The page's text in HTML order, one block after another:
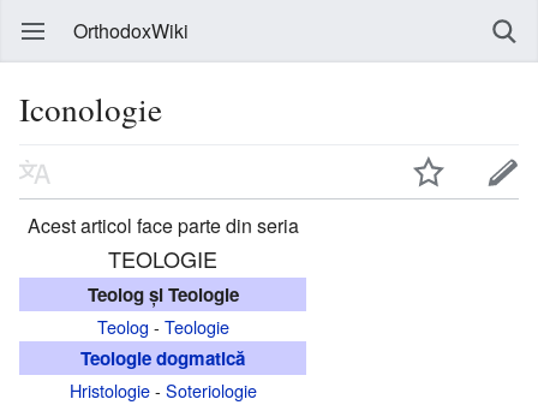
OrthodoxWiki
Iconologie
Acest articol face parte din seria
TEOLOGIE
Teolog și Teologie
Teolog - Teologie
Teologie dogmatică
Hristologie- Soteriologie